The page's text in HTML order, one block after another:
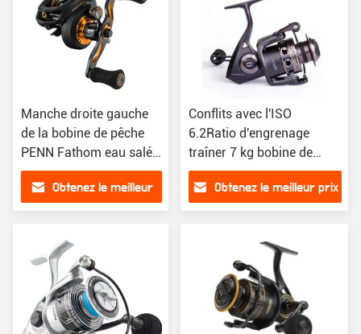
Manche droite gauche
de la bobine de pêche
PENN Fathom eau salée
appât
Obtenez le meilleur
Conflits avec l'ISO
6.2Ratio d'engrenage
traîner 7 kg bobine de
pêche filage
Obtenez le meilleur prix